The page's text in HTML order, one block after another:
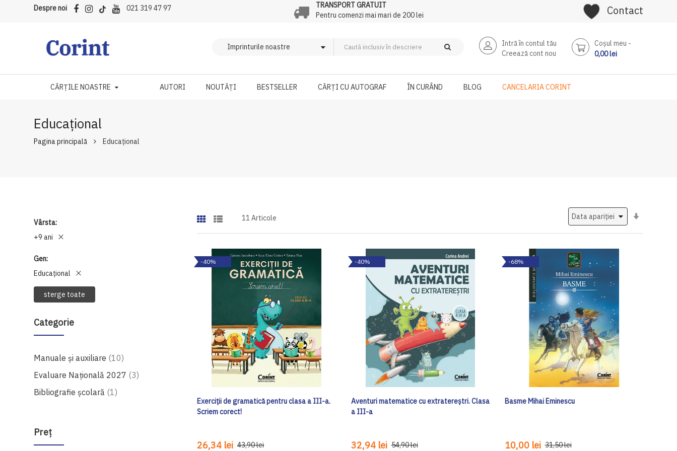
Despre noi 021 319 47 97
TRANSPORT GRATUIT
Pentru comenzi mai mari de 200 lei
Contact
Intră în contul tău
Creează cont nou
Coşul meu
0,00 lei
CĂRȚILE NOASTRE AUTORI NOUTĂȚI BESTSELLER CĂRȚI CU AUTOGRAF ÎN CURÂND BLOG CANCELARIA CORINT
Educațional
Pagina principală Educațional
Vârsta
+9 ani
Gen
Educațional
sterge toate
Categorie
Manuale şi auxiliare 10produse
Evaluare Națională 2027 3produse
Bibliografie școlară
1produs
Preţ
11 Articole
-40%
Exerciții de gramatică pentru clasa a III-a.
Scriem corect!
26,34 lei 43,90 lei
-40%
Aventuri matematice cu extratereștri. Clasa
a III-a
32,94 lei 54,90 lei
-68%
Basme Mihai Eminescu
10,00 lei 31,50 lei